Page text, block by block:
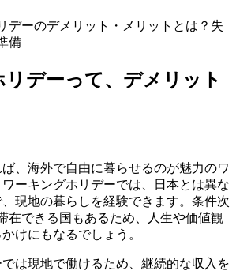
デーのデメリット・メリットとは？失
備
リデーって、デメリット
、海外で自由に暮らせるのが魅力のワ
ーキングホリデーでは、日本とは異な
現地の暮らしを経験できます。条件次
在できる国もあるため、人生や価値観
けにもなるでしょう。
は現地で働けるため、継続的な収入を